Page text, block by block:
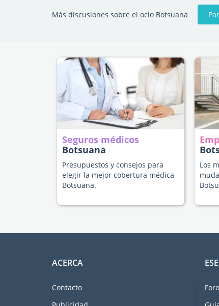
Más discusiones sobre el ocio Botsuana
Seguros médicos
Botsuana
Presupuestos y consejos para
elegir la mejor cobertura médica
Botsuana.
Los
ACERCA
Contacto